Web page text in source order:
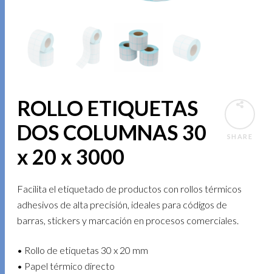
SHARE
ROLLO ETIQUETAS
DOS COLUMNAS 30
x 20 x 3000
Facilita el etiquetado de productos con rollos térmicos
adhesivos de alta precisión, ideales para códigos de
barras, stickers y marcación en procesos comerciales.
• Rollo de etiquetas 30 x 20 mm
• Papel térmico directo